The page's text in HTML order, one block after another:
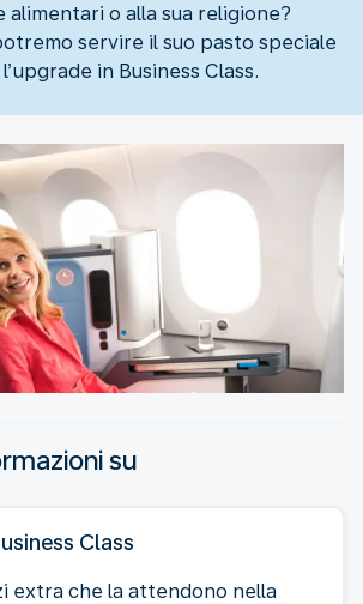
alimentari o alla sua religione?
servire il suo pasto speciale
in Business Class.
su
Class
extra che la attendono nella